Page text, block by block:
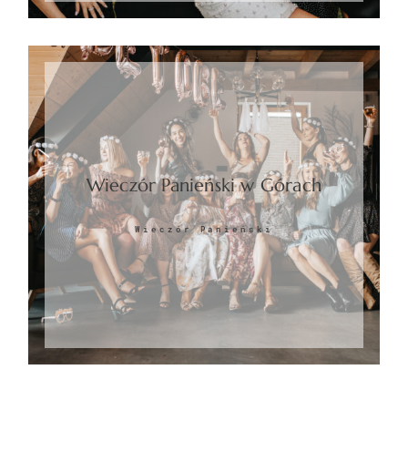
Wieczór Panieński w Górach
Wieczór Panieński